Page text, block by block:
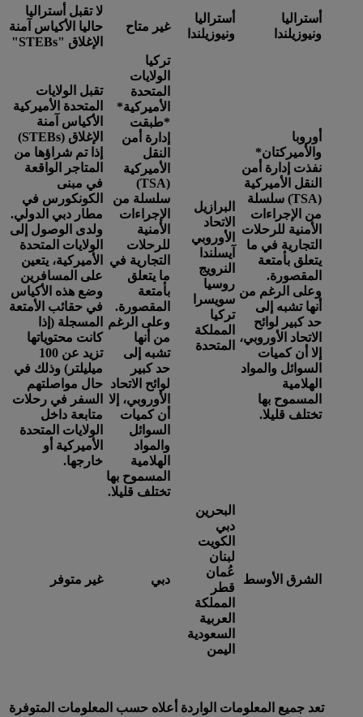
أستراليا
ونيوزيلندا
أستراليا
ونيوزيلندا
غير متاح
لا تقبل أستراليا
حاليا الأكياس آمنة
الإغلاق "STEBs"
أوروبا
والأميركتان*
نفذت إدارة أمن
النقل الأميركية
(TSA) سلسلة
من الإجراءات
الأمنية للرحلات
التجارية في ما
يتعلق بأمتعة
المقصورة.
وعلى الرغم من
أنها تشبه إلى
حد كبير لوائح
الاتحاد الأوروبي،
إلا أن كميات
السوائل والمواد
الهلامية
المسموح بها
تختلف قليلا.
البرازيل
الاتحاد
الأوروبي
آيسلندا
النرويج
روسيا
سويسرا
تركيا
المملكة
المتحدة
تركيا
الولايات
المتحدة
الأميركية*
*طبقت
إدارة أمن
النقل
الأميركية
(TSA)
سلسلة من
الإجراءات
الأمنية
للرحلات
التجارية في
ما يتعلق
بأمتعة
المقصورة.
وعلى الرغم
من أنها
تشبه إلى
حد كبير
لوائح الاتحاد
الأوروبي، إلا
أن كميات
السوائل
والمواد
الهلامية
المسموح بها
تختلف قليلا.
تقبل الولايات
المتحدة الأميركية
الأكياس آمنة
الإغلاق (STEBs)
إذا تم شراؤها من
المتاجر الواقعة
في مبنى
الكونكورس في
مطار دبي الدولي.
ولدى الوصول إلى
الولايات المتحدة
الأميركية، يتعين
على المسافرين
وضع هذه الأكياس
في حقائب الأمتعة
المسجلة (إذا
كانت محتوياتها
تزيد عن 100
ميليلتر) وذلك في
حال مواصلتهم
السفر في رحلات
متابعة داخل
الولايات المتحدة
الأميركية أو
خارجها.
الشرق الأوسط
البحرين
دبي
الكويت
لبنان
عُمان
قطر
المملكة
العربية
السعودية
اليمن
دبي غير متوفر
تعد جميع المعلومات الواردة أعلاه حسب المعلومات المتوفرة